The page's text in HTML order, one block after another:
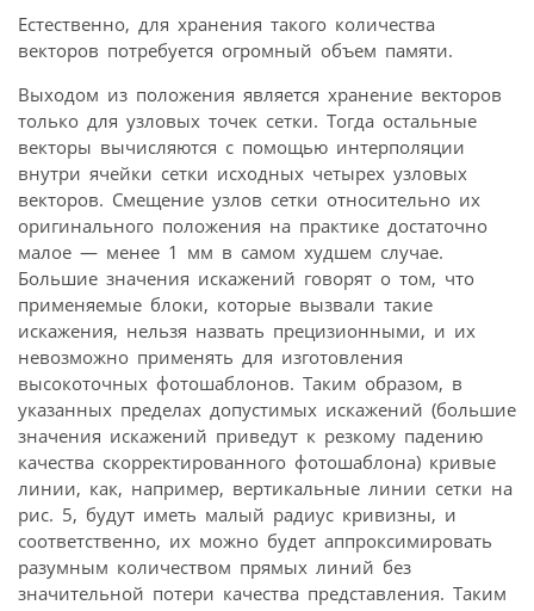
Естественно, для хранения такого количества
векторов потребуется огромный объем памяти.
Выходом из положения является хранение векторов
только для узловых точек сетки. Тогда остальные
векторы вычисляются с помощью интерполяции
внутри ячейки сетки исходных четырех узловых
векторов. Смещение узлов сетки относительно их
оригинального положения на практике достаточно
малое — менее 1 мм в самом худшем случае.
Большие значения искажений говорят о том, что
применяемые блоки, которые вызвали такие
искажения, нельзя назвать прецизионными, и их
невозможно применять для изготовления
высокоточных фотошаблонов. Таким образом, в
указанных пределах допустимых искажений (большие
значения искажений приведут к резкому падению
качества скорректированного фотошаблона) кривые
линии, как, например, вертикальные линии сетки на
рис. 5, будут иметь малый радиус кривизны, и
соответственно, их можно будет аппроксимировать
разумным количеством прямых линий без
значительной потери качества представления. Таким